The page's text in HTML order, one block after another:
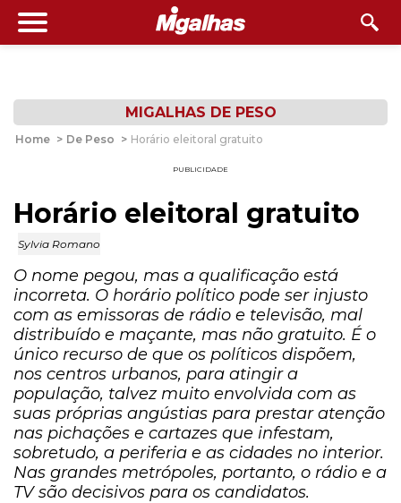
MIGALHAS DE PESO
Home > De Peso > Horário eleitoral gratuito
PUBLICIDADE
Horário eleitoral gratuito
Sylvia Romano
O nome pegou, mas a qualificação está
incorreta. O horário político pode ser injusto
com as emissoras de rádio e televisão, mal
distribuído e maçante, mas não gratuito. É o
único recurso de que os políticos dispõem,
nos centros urbanos, para atingir a
população, talvez muito envolvida com as
suas próprias angústias para prestar atenção
nas pichações e cartazes que infestam,
sobretudo, a periferia e as cidades no interior.
Nas grandes metrópoles, portanto, o rádio e a
TV são decisivos para os candidatos.